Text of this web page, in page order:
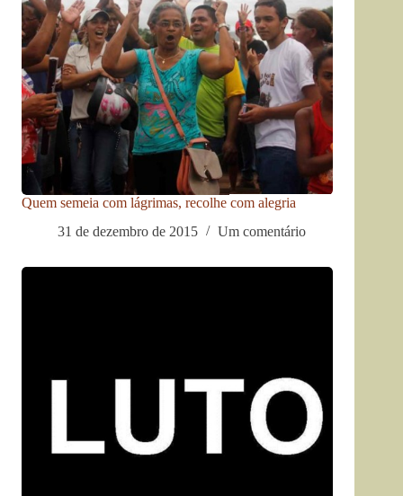
Quem semeia com lágrimas, recolhe com alegria
31 de dezembro de 2015
Um comentário